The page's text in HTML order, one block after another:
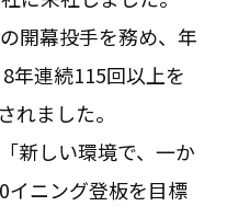
開幕投手を務め、年
年連続115回以上を
れました。
新しい環境で、一か
イニング登板を目標